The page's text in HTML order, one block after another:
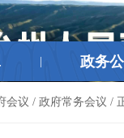
政务
会议 / 政府常务会议 /